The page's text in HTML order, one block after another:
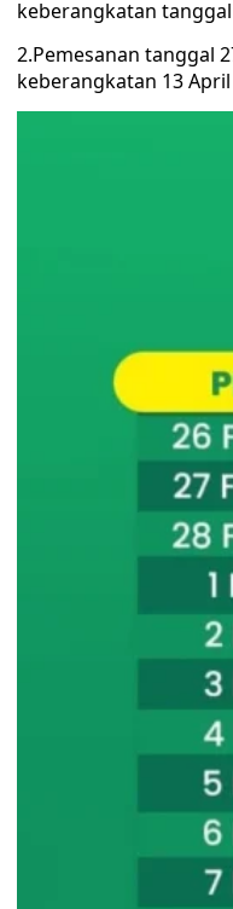
keberangkatan
2.Pemesanan tanggal
keberangkatan 13